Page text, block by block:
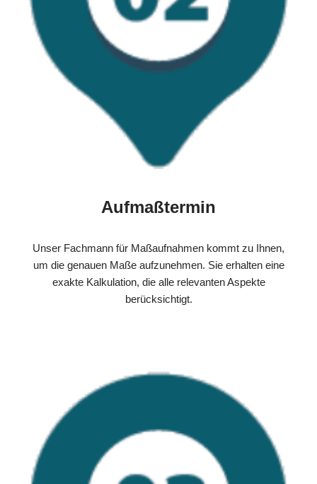
Aufmaßtermin
Unser Fachmann für Maßaufnahmen kommt zu Ihnen,
um die genauen Maße aufzunehmen. Sie erhalten eine
exakte Kalkulation, die alle relevanten Aspekte
berücksichtigt.